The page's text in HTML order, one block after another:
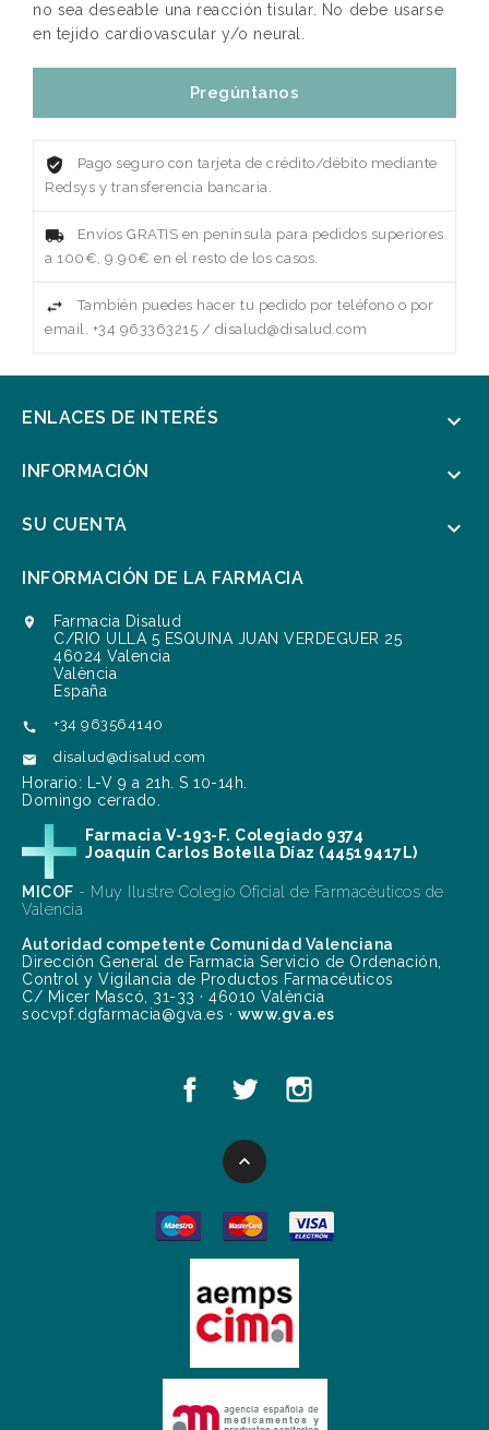
no sea deseable una reacción tisular. No debe usarse
en tejido cardiovascular y/o neural.
Pregúntanos
Pago seguro con tarjeta de crédito/débito mediante
Redsys y transferencia bancaria.
Envíos GRATIS en península para pedidos superiores
a 100€, 9.90€ en el resto de los casos.
También puedes hacer tu pedido por teléfono o por
email. +34 963363215 / disalud@disalud.com
ENLACES DE INTERÉS 
INFORMACIÓN 
SU CUENTA 
INFORMACIÓN DE LA FARMACIA

Farmacia Disalud
C/RIO ULLA 5 ESQUINA JUAN VERDEGUER 25
46024 Valencia
València
España
 +34 963564140
 disalud@disalud.com
Horario: L-V 9 a 21h. S 10-14h.
Domingo cerrado.
Farmacia V-193-F. Colegiado 9374
Joaquín Carlos Botella Díaz (44519417L)
MICOF - Muy Ilustre Colegio Oficial de Farmacéuticos de
Valencia
Autoridad competente Comunidad Valenciana
Dirección General de Farmacia Servicio de Ordenación,
Control y Vigilancia de Productos Farmacéuticos
C/ Micer Mascó, 31-33 · 46010 València
socvpf.dgfarmacia@gva.es · www.gva.es
